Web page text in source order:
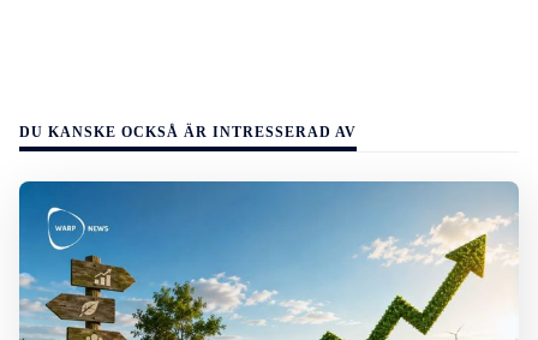
DU KANSKE OCKSÅ ÄR INTRESSERAD AV